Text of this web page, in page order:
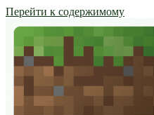
Перейти к содержимому